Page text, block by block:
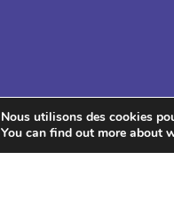
Nous utilisons des cookies
You can find out more about